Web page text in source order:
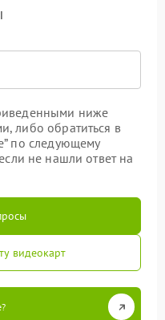
ниже
либо обратиться в
по следующему
не нашли ответ на
видеокарт